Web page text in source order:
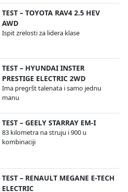
TEST – TOYOTA RAV4 2.5 HEV
AWD
Ispit zrelosti za lidera klase
TEST – HYUNDAI INSTER
PRESTIGE ELECTRIC 2WD
Ima pregršt talenata i samo jednu
manu
TEST – GEELY STARRAY EM-I
83 kilometra na struju i 900 u
kombinaciji
TEST – RENAULT MEGANE E-TECH
ELECTRIC